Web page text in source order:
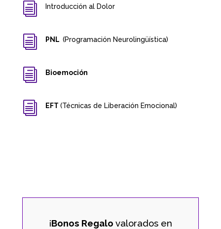
i Introducción al Dolor
i PNL (Programación Neurolingüística)
i Bioemoción
i EFT (Técnicas de Liberación Emocional)
¡Bonos Regalo valorados en